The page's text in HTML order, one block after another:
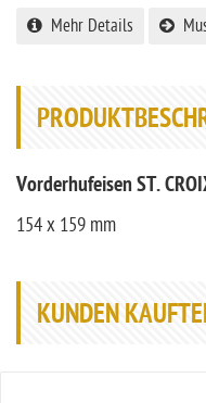
Mehr Details
Vorderhufeisen ST.
154 x 159 mm
KUNDEN